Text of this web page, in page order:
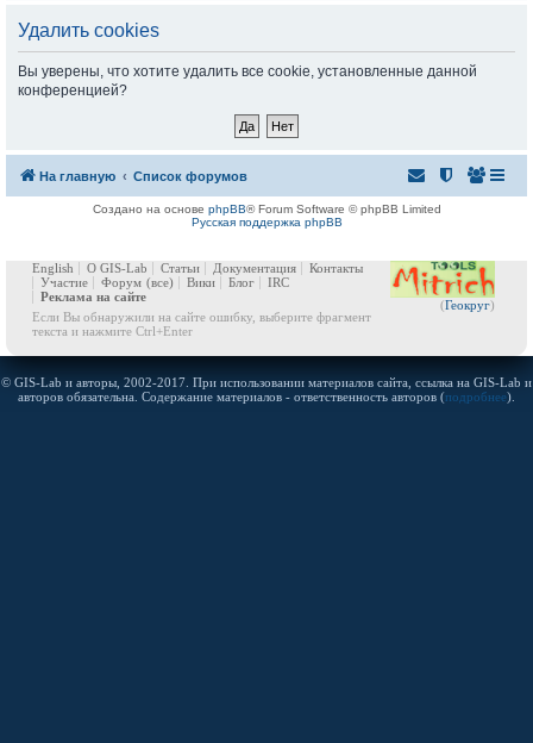
Удалить cookies
Вы уверены, что хотите удалить все cookie, установленные данной
конференцией?
На главную Список форумов
Создано на основе phpBB® Forum Software © phpBB Limited
Русская поддержка phpBB
(Геокруг)
English О GIS-Lab Статьи Документация
Контакты
Участие
Форум (все) Вики Блог
IRC
Реклама на сайте
Если Вы обнаружили на сайте ошибку, выберите фрагмент
текста и нажмите Ctrl+Enter
© GIS-Lab и авторы, 2002-2017. При использовании материалов сайта, ссылка на GIS-Lab и
авторов обязательна. Содержание материалов - ответственность авторов (подробнее).